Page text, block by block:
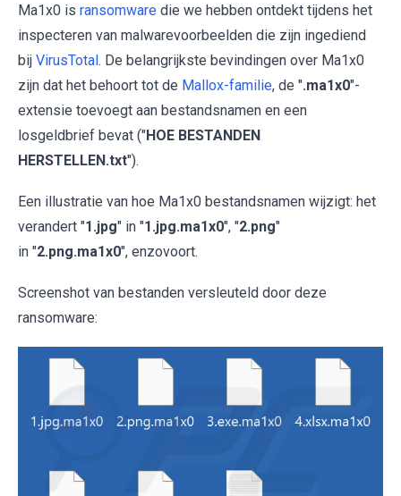
Ma1x0 is ransomware die we hebben ontdekt tijdens het
inspecteren van malwarevoorbeelden die zijn ingediend
bij VirusTotal. De belangrijkste bevindingen over Ma1x0
zijn dat het behoort tot de Mallox-familie, de ".ma1x0"-
extensie toevoegt aan bestandsnamen en een
losgeldbrief bevat ("HOE BESTANDEN
HERSTELLEN.txt").
Een illustratie van hoe Ma1x0 bestandsnamen wijzigt: het
verandert "1.jpg" in "1.jpg.ma1x0", "2.png"
in "2.png.ma1x0", enzovoort.
Screenshot van bestanden versleuteld door deze
ransomware: